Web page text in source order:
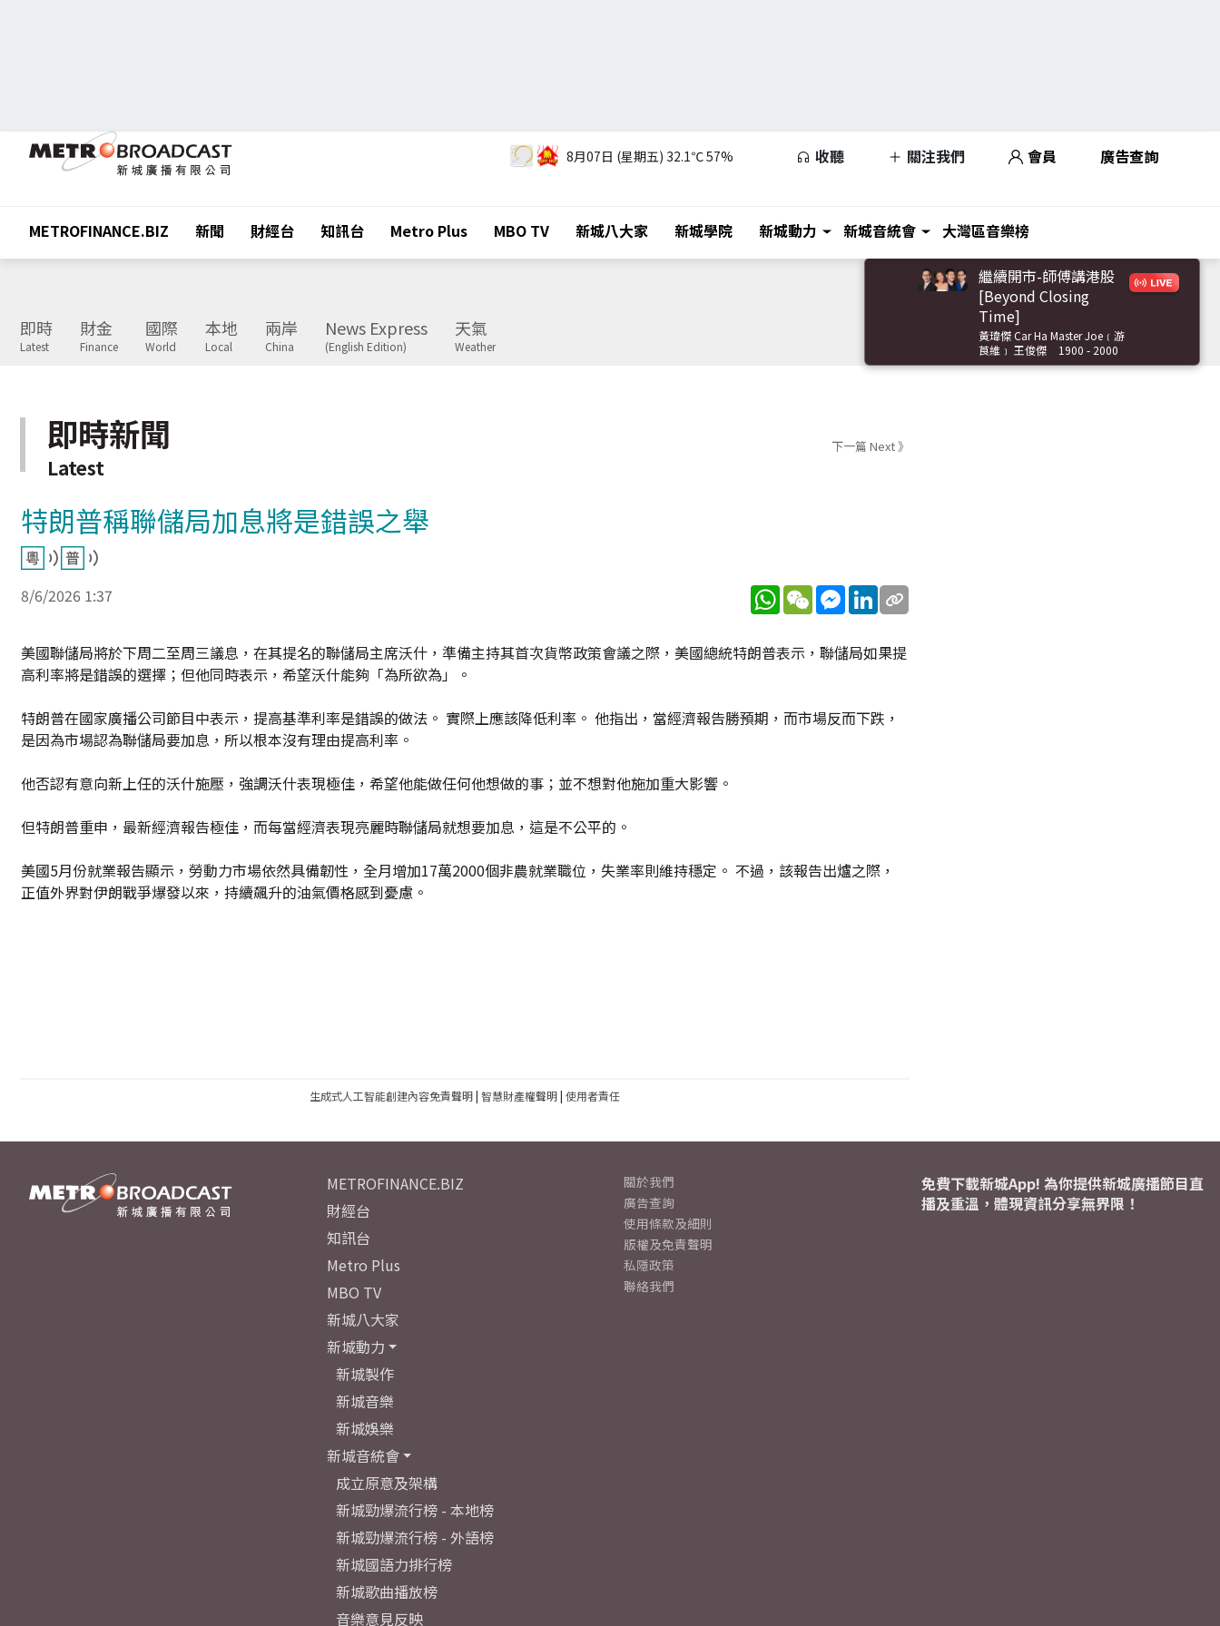
8月07日 (星期五) 32.1℃57% 收聽 關注我們 會員 廣告查詢
METROFINANCE.BIZ 新聞 財經台 知訊台 Metro Plus MBO TV 新城八大家 新城學院 新城動力 新城音統會 大灣區音樂榜
即時
Latest
財金
Finance
國際
World
本地
Local
兩岸
China
News Express
(English Edition)
天氣
Weather
繼續開市-師傅講港股
[Beyond Closing
Time]
黃瑋傑 Car Ha Master Joe﹝游
莨維﹞ 王俊傑
1900 - 2000
即時新聞
Latest
下一篇 Next 》
特朗普稱聯儲局加息將是錯誤之舉
8/6/2026 1:37 WhatsApp
WeChatMessenger
LinkedIn
美國聯儲局將於下周二至周三議息，在其提名的聯儲局主席沃什，準備主持其首次貨幣政策會議之際，美國總統特朗普表示，聯儲局如果提
高利率將是錯誤的選擇；但他同時表示，希望沃什能夠「為所欲為」。
特朗普在國家廣播公司節目中表示，提高基準利率是錯誤的做法。 實際上應該降低利率。 他指出，當經濟報告勝預期，而市場反而下跌，
是因為市場認為聯儲局要加息，所以根本沒有理由提高利率。
他否認有意向新上任的沃什施壓，強調沃什表現極佳，希望他能做任何他想做的事；並不想對他施加重大影響。
但特朗普重申，最新經濟報告極佳，而每當經濟表現亮麗時聯儲局就想要加息，這是不公平的。
美國5月份就業報告顯示，勞動力市場依然具備韌性，全月增加17萬2000個非農就業職位，失業率則維持穩定。 不過，該報告出爐之際，
正值外界對伊朗戰爭爆發以來，持續飆升的油氣價格感到憂慮。
生成式人工智能創建內容免責聲明| 智慧財產權聲明| 使用者責任
METROFINANCE.BIZ
財經台
知訊台
Metro Plus
MBO TV
新城八大家
新城動力
新城製作
新城音樂
新城娛樂
新城音統會
成立原意及架構
新城勁爆流行榜 - 本地榜
新城勁爆流行榜 - 外語榜
新城國語力排行榜
新城歌曲播放榜
音樂意見反映
關於我們
廣告查詢
使用條款及細則
版權及免責聲明
私隱政策
聯絡我們
免費下載新城App! 為你提供新城廣播節目直
播及重溫，體現資訊分享無界限！